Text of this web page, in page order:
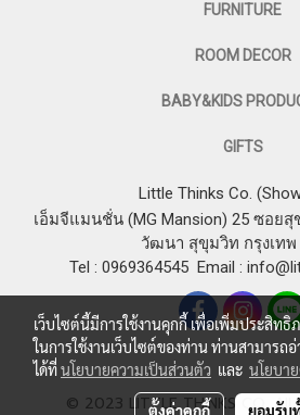
FURNITURE
ROOM DECOR
BABY&KIDS
GIFTS
Little Thinks Co.
เอ็มจีแมนชั่น (MG Mansion) 25 ซอย
วัฒนา สุขุมวิท กรุงเทพ
Tel : 0969364545 Email :
© 2023 LITTLE THINKS CO. All
เว็บไซต์นี้มีการใช้งานคุกกี้ เพื่อเพิ่มประสิท
ในการใช้งานเว็บไซต์ของท่าน ท่านสามารถ
ได้ที่นโยบายความเป็นส่วนตัว และ นโยบา
ตั้งค่าคุกกี้ ยอมรับ